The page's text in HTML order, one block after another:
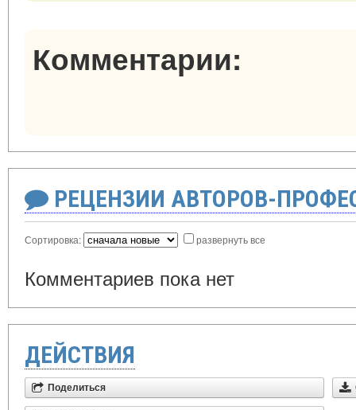
Комментарии:
РЕЦЕНЗИИ АВТОРОВ-
Сортировка: развернуть все
Комментариев пока нет
ДЕЙСТВИЯ
Поделиться